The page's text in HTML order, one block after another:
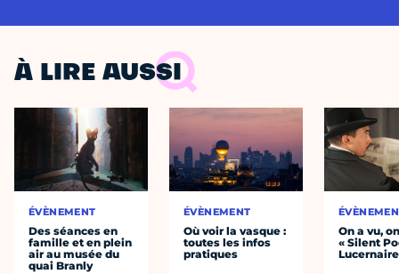
À LIRE AUSSI
ÉVÈNEMENT
Des séances en
famille et en plein
air au musée du
quai Branly
ÉVÈNEMENT
Où voir la vasque :
toutes les infos
pratiques
On a vu,
« Silent
Lucernaire